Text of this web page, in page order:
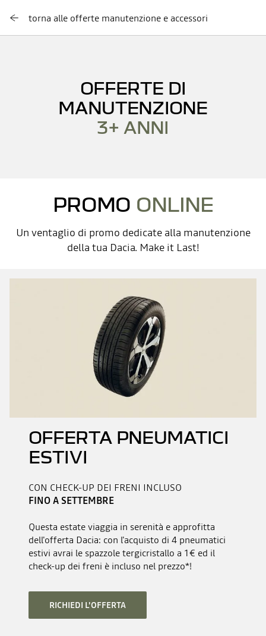
torna alle offerte manutenzione e accessori
OFFERTE DI
MANUTENZIONE
3+ ANNI
PROMO ONLINE
Un ventaglio di promo dedicate alla manutenzione
della tua Dacia. Make it Last!
OFFERTA PNEUMATICI
ESTIVI
CON CHECK-UP DEI FRENI INCLUSO
FINO A SETTEMBRE
Questa estate viaggia in serenità e approfitta
dell'offerta Dacia: con l'acquisto di 4 pneumatici
estivi avrai le spazzole tergicristallo a 1€ ed il
check-up dei freni è incluso nel prezzo*!
RICHIEDI L'OFFERTA